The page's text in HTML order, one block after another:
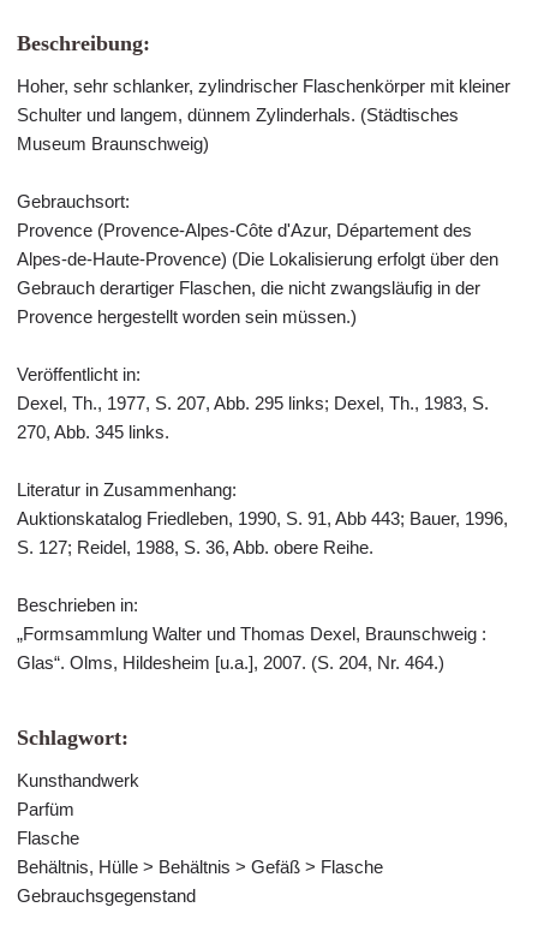
Beschreibung:
Hoher, sehr schlanker, zylindrischer Flaschenkörper mit kleiner
Schulter und langem, dünnem Zylinderhals. (Städtisches
Museum Braunschweig)
Gebrauchsort:
Provence (Provence-Alpes-Côte d'Azur, Département des
Alpes-de-Haute-Provence) (Die Lokalisierung erfolgt über den
Gebrauch derartiger Flaschen, die nicht zwangsläufig in der
Provence hergestellt worden sein müssen.)
Veröffentlicht in:
Dexel, Th., 1977, S. 207, Abb. 295 links; Dexel, Th., 1983, S.
270, Abb. 345 links.
Literatur in Zusammenhang:
Auktionskatalog Friedleben, 1990, S. 91, Abb 443; Bauer, 1996,
S. 127; Reidel, 1988, S. 36, Abb. obere Reihe.
Beschrieben in:
„Formsammlung Walter und Thomas Dexel, Braunschweig :
Glas“. Olms, Hildesheim [u.a.], 2007. (S. 204, Nr. 464.)
Schlagwort:
Kunsthandwerk
Parfüm
Flasche
Behältnis, Hülle > Behältnis > Gefäß > Flasche
Gebrauchsgegenstand